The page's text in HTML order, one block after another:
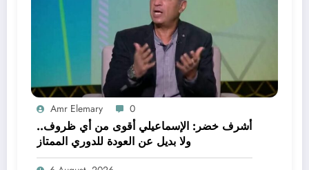
Amr Elemary 0
أشرف خضر: الإسماعيلي أقوى من أي ظروف..
ولا بديل عن العودة للدوري الممتاز